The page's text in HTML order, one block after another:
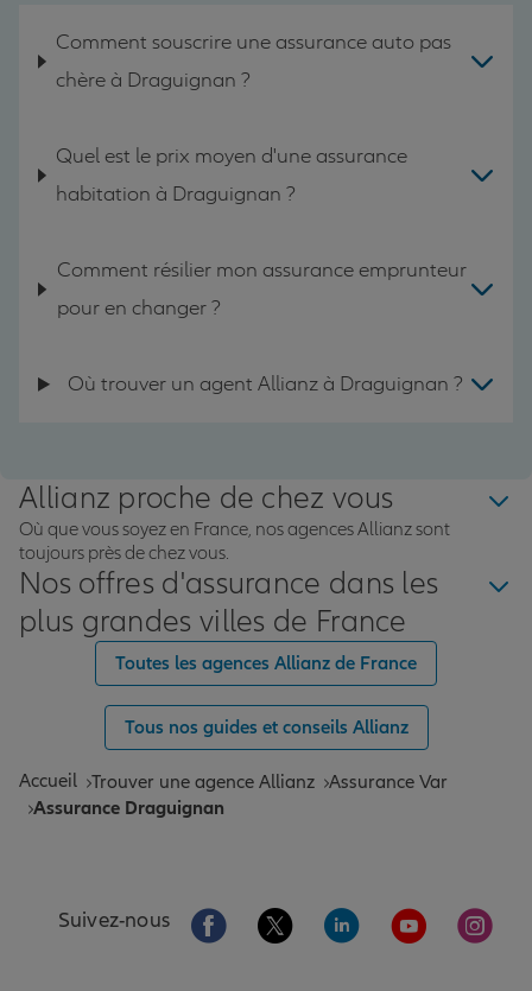
Comment souscrire une assurance auto pas
chère à Draguignan ?
Quel est le prix moyen d'une assurance
habitation à Draguignan ?
Comment résilier mon assurance emprunteur
pour en changer ?
Où trouver un agent Allianz à Draguignan ?
Allianz proche de chez vous
Où que vous soyez en France, nos agences Allianz sont
toujours près de chez vous.
Nos offres d'assurance dans les
plus grandes villes de France
Toutes les agences Allianz de France
Tous nos guides et conseils Allianz
Accueil Trouver une agence Allianz Assurance Var
Assurance Draguignan
Suivez-nous Aller sur la page Facebook de Allianz
Aller sur la page Twitter de
Aller sur la page
Aller sur la
Aller